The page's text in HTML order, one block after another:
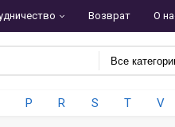
Возврат О
Все
P R S T V